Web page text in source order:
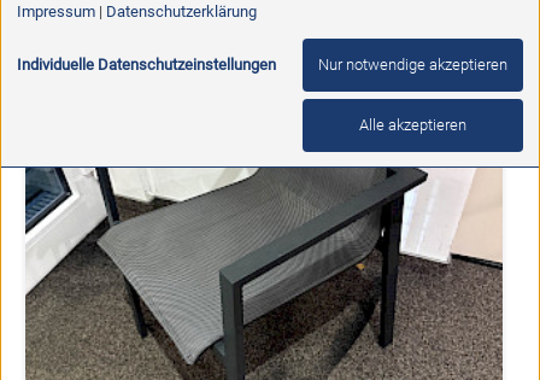
Impressum| Datenschutzerklärung
Individuelle Datenschutzeinstellungen Nur notwendige akzeptieren
Alle akzeptieren